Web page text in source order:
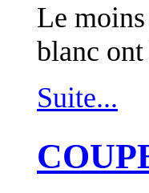
Le
blanc
Suite...